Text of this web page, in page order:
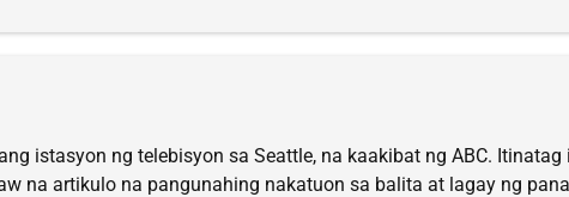
istasyon ng telebisyon sa Seattle, na kaakibat ng ABC.
na artikulo na pangunahing nakatuon sa balita at lagay ng